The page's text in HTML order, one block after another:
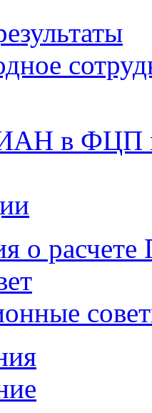
в ФЦП
о